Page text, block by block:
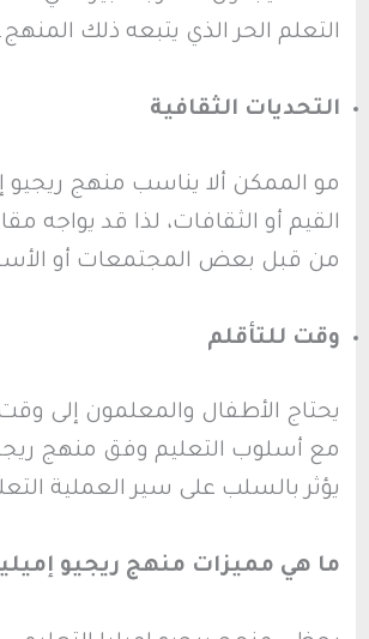
التعلم الحر الذي يتبعه ذلك المنهج.
التحديات الثقافية
مو الممكن ألا يناسب منهج ريجيو
القيم أو الثقافات، لذا قد يواجه
من قبل بعض المجتمعات أو
وقت للتأقلم
يحتاج الأطفال والمعلمون إلى
مع أسلوب التعليم وفق منهج ريجيو
يؤثر بالسلب على سير العملية
ما هي مميزات منهج ريجيو